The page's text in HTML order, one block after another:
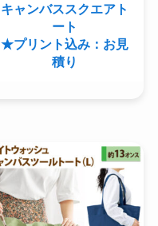
キャンバススクエアト
ート
★プリント込み：お見
積り